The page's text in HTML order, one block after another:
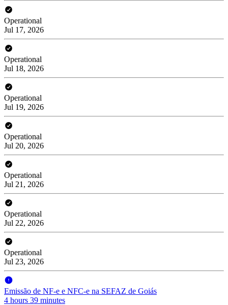
Operational
Jul 17, 2026
Operational
Jul 18, 2026
Operational
Jul 19, 2026
Operational
Jul 20, 2026
Operational
Jul 21, 2026
Operational
Jul 22, 2026
Operational
Jul 23, 2026
Emissão de NF-e e NFC-e na SEFAZ de Goiás
4 hours 39 minutes